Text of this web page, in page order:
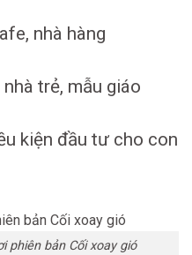
nhà hàng
trẻ, mẫu giáo
kiện đầu tư cho con
phiên bản Cối xoay gió